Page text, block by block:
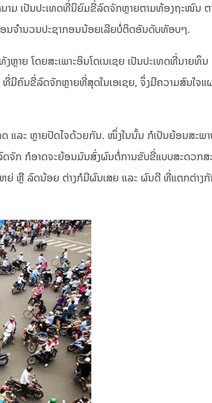
ນາມ ເປັນປະເທດທີ່ນິຍົມຂີ່ລົດຈັກຫຼາຍຕາມທ້ອງຖະໜົນ
ອນຈຳນວນປະຊາກອນນ້ອຍເລີຍບໍ່ຕິດອັນດັບທັອບໆ.
ຍ ໂດຍສະເພາະອິນໂດເນເຊຍ ເປັນປະເທດທີ່ນາຍທຶ
ມີຄົນຂີ່ລົດຈັກຫຼາຍທີ່ສຸດໃນເອເຊຍ, ຈຶ່ງມີຄວາມສົນໃຈແ
ແລະ ຫຼາຍປັດໄຈດ້ວຍກັນ. ໜຶ່ງໃນນັ້ນ ກໍເປັນຍ້ອນສະພາ
ຈັກ ກໍອາດຈະຍ້ອນມັນສົ່ງຜົນຕໍ່ການຂັບຂີ່ແບບສະດວກສ
ຫຍ່ ຫຼື ລົດນ້ອຍ ຕ່າງກໍມີຜົນເສຍ ແລະ ຜົນດີ ທີ່ແຕກຕ່າງ